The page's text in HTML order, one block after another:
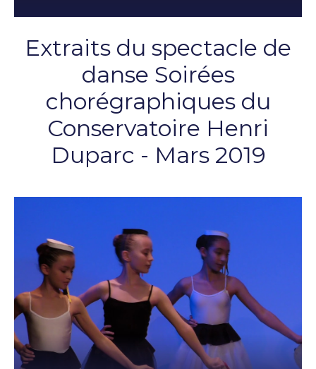
Extraits du spectacle de
danse Soirées
chorégraphiques du
Conservatoire Henri
Duparc - Mars 2019